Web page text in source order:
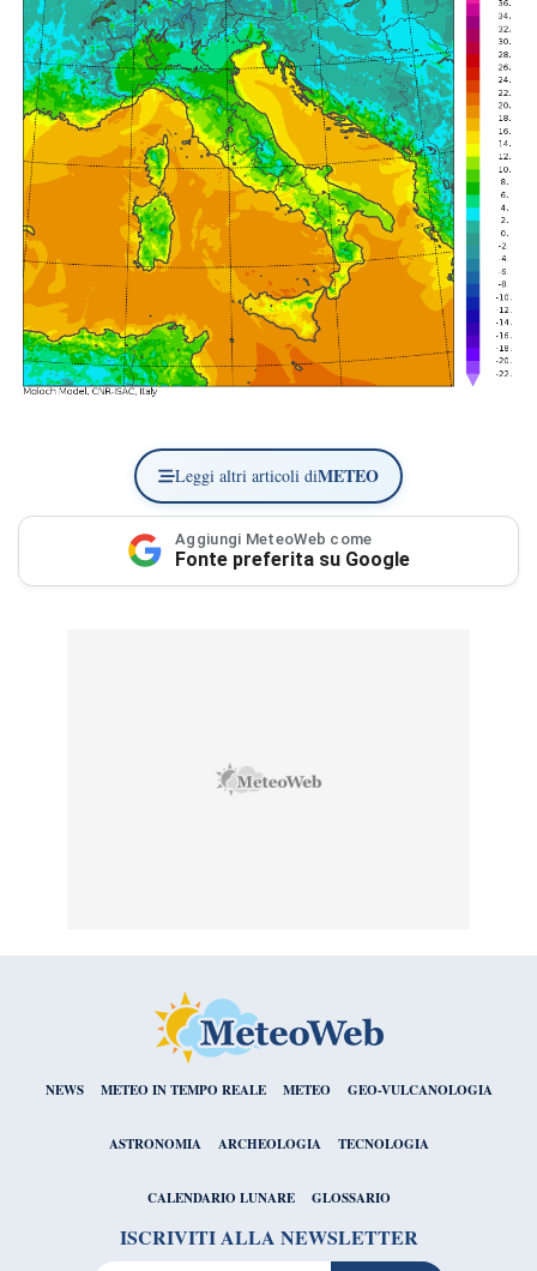
Leggi altri articoli diMETEO
Aggiungi MeteoWeb come
Fonte preferita su Google
NEWS METEO IN TEMPO REALE METEO GEO-VULCANOLOGIA
ASTRONOMIA ARCHEOLOGIA TECNOLOGIA
CALENDARIO LUNARE GLOSSARIO
ISCRIVITI ALLA NEWSLETTER